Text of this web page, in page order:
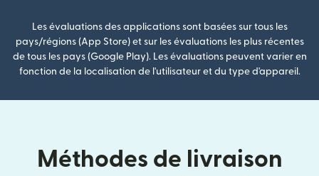
Les évaluations des applications sont basées sur tous les
pays/régions (App Store) et sur les évaluations les plus récentes
de tous les pays (Google Play). Les évaluations peuvent varier en
fonction de la localisation de l'utilisateur et du type d'appareil.
Méthodes de livraison